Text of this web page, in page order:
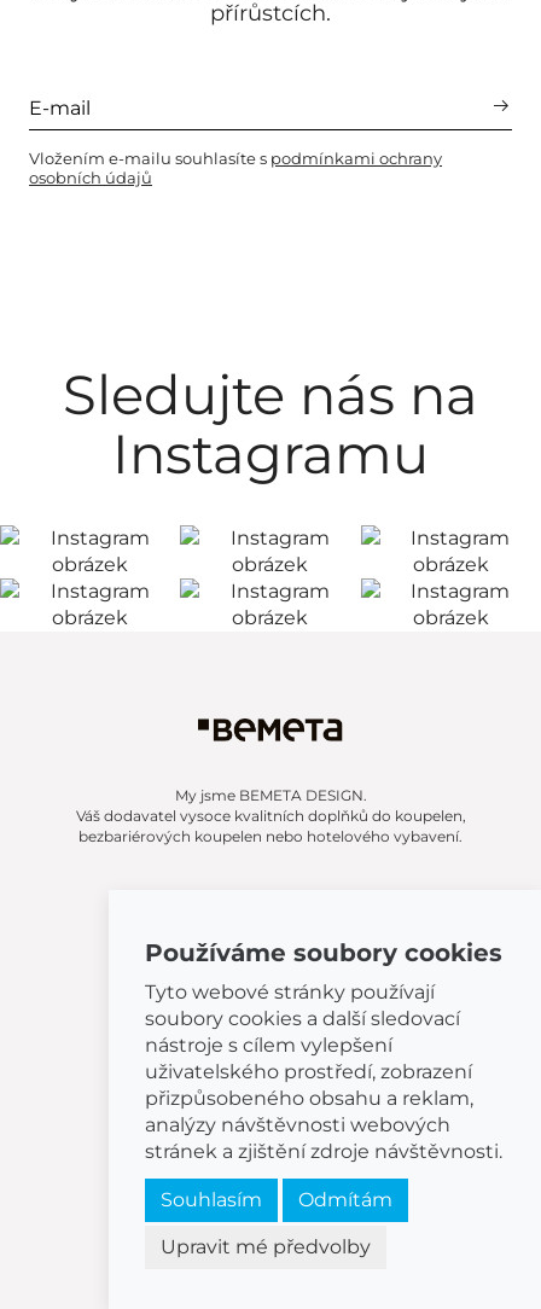
přírůstcích.
Vložením e-mailu souhlasíte s podmínkami ochrany
osobních údajů
Sledujte nás na
Instagramu
My jsme BEMETA DESIGN.
Váš dodavatel vysoce kvalitních doplňků do koupelen,
bezbariérových koupelen nebo hotelového vybavení.
CZ Přihlášení
Informace
Katalogy
Obchodní podmínky
Používáme soubory cookies
Tyto webové stránky používají
soubory cookies a další sledovací
nástroje s cílem vylepšení
uživatelského prostředí, zobrazení
přizpůsobeného obsahu a reklam,
analýzy návštěvnosti webových
stránek a zjištění zdroje návštěvnosti.
Souhlasím Odmítám
Upravit mé předvolby